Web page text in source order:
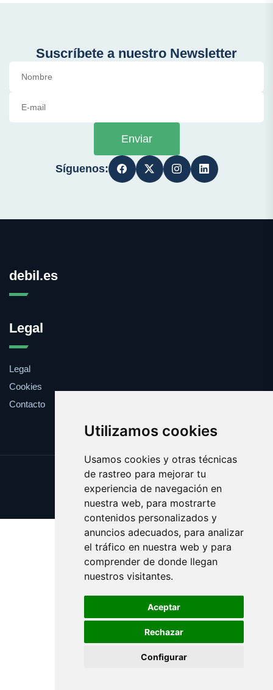
Utilizamos cookies
Usamos cookies y otras técnicas
de rastreo para mejorar tu
experiencia de navegación en
nuestra web, para mostrarte
contenidos personalizados y
anuncios adecuados, para analizar
el tráfico en nuestra web y para
comprender de donde llegan
nuestros visitantes.
Aceptar
Rechazar
Configurar
Suscríbete a nuestro Newsletter
Enviar
Síguenos:
debil.es
Legal
Legal
Cookies
Contacto
Update cookies preferences
Copyright © 2025 debil.es